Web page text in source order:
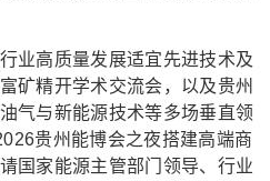
业高质量发展适宜先进技术及
矿精开学术交流会，以及贵州
气与新能源技术等多场垂直领
贵州能博会之夜搭建高端商
国家能源主管部门领导、行业